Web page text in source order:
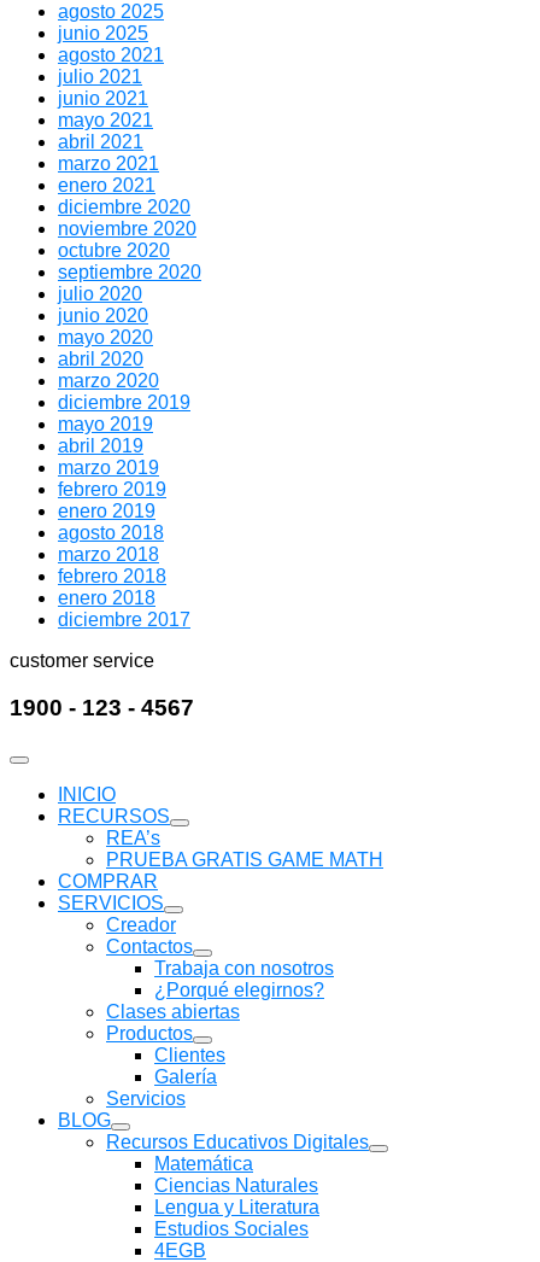
agosto 2025
junio 2025
agosto 2021
julio 2021
junio 2021
mayo 2021
abril 2021
marzo 2021
enero 2021
diciembre 2020
noviembre 2020
octubre 2020
septiembre 2020
julio 2020
junio 2020
mayo 2020
abril 2020
marzo 2020
diciembre 2019
mayo 2019
abril 2019
marzo 2019
febrero 2019
enero 2019
agosto 2018
marzo 2018
febrero 2018
enero 2018
diciembre 2017
customer service
1900 - 123 - 4567
INICIO
RECURSOS
Mostrar
submenú
REA’s
PRUEBA GRATIS GAME MATH
COMPRAR
SERVICIOS
Mostrar
submenú
Creador
Contactos
Mostrar
submenú
Trabaja con nosotros
¿Porqué elegirnos?
Clases abiertas
Productos
Mostrar
submenú
Clientes
Galería
Servicios
BLOG
Mostrar
submenú
Recursos Educativos Digitales
Mostrar
Matemática
Ciencias Naturales
Lengua y Literatura
Estudios Sociales
4EGB